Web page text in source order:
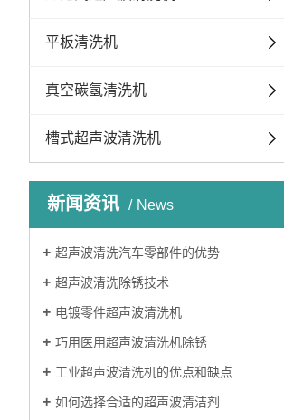
平板清洗机
真空碳氢清洗机
槽式超声波清洗机
新闻资讯 News
超声波清洗汽车零部件的优势
超声波清洗除锈技术
电镀零件超声波清洗机
巧用医用超声波清洗机除锈
工业超声波清洗机的优点和缺点
如何选择合适的超声波清洁剂